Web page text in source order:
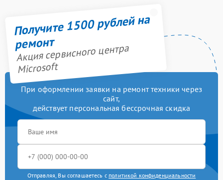
Получите 1500 рублей на
ремонт
Акция сервисного центра
Microsoft
При оформлении заявки на ремонт техники через
сайт,
действует персональная бессрочная скидка
Отправляя, Вы соглашаетесь с политикой конфиденциальности